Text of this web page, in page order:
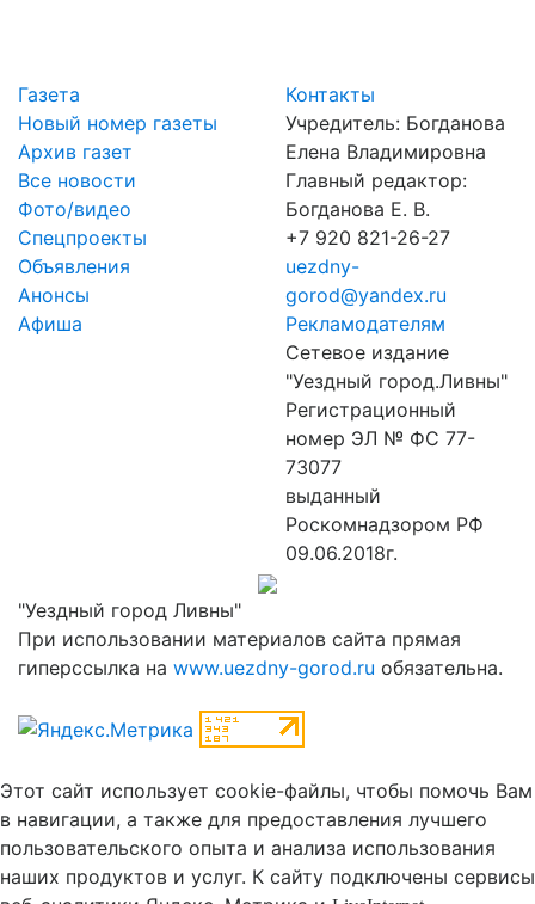
Газета
Новый номер газеты
Архив газет
Все новости
Фото/видео
Спецпроекты
Объявления
Анонсы
Афиша
Контакты
Учредитель: Богданова
Елена Владимировна
Главный редактор:
Богданова Е. В.
+7 920 821-26-27
uezdny-
gorod@yandex.ru
Рекламодателям
Сетевое издание
"Уездный город.Ливны"
Регистрационный
номер ЭЛ № ФС 77-
73077
выданный
Роскомнадзором РФ
09.06.2018г.
"Уездный город Ливны"
При использовании материалов сайта прямая
гиперссылка на www.uezdny-gorod.ru обязательна.
Этот сайт использует cookie-файлы, чтобы помочь Вам
в навигации, а также для предоставления лучшего
пользовательского опыта и анализа использования
наших продуктов и услуг. К cайту подключены сервисы